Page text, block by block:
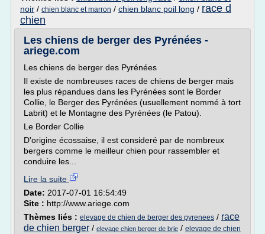
noir / chien blanc et marron / chien blanc poil long / race d
chien
Les chiens de berger des Pyrénées -
ariege.com
Les chiens de berger des Pyrénées
Il existe de nombreuses races de chiens de berger mais
les plus répandues dans les Pyrénées sont le Border
Collie, le Berger des Pyrénées (usuellement nommé à tort
Labrit) et le Montagne des Pyrénées (le Patou).
Le Border Collie
D'origine écossaise, il est consideré par de nombreux
bergers comme le meilleur chien pour rassembler et
conduire les...
Lire la suite
Date: 2017-07-01 16:54:49
Site : http://www.ariege.com
Thèmes liés : elevage de chien de berger des pyrenees / race
de chien berger / elevage chien berger de brie / elevage de chien